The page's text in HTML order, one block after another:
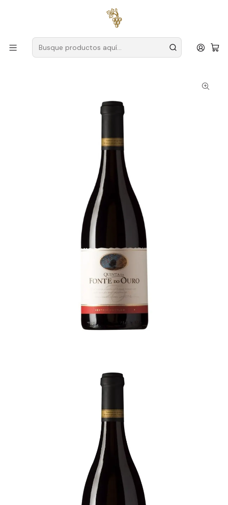
para pedidos superiores a
Productores Dar
Granja Fonte do Ouro
Quinta da Fonte do Ouro Magnum Dão Red Wine 1.5L